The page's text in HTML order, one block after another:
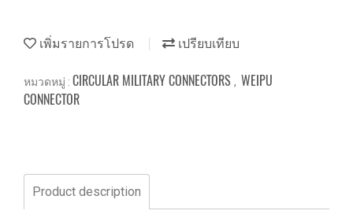
เพิ่มรายการโปรด เปรียบเทียบ
หมวดหมู่ : CIRCULAR MILITARY CONNECTORS , WEIPU
CONNECTOR
Product description